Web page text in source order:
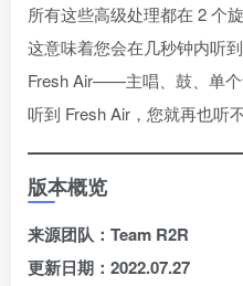
所有这些高级处理都在 2 个
这意味着您会在几秒钟内听
Fresh Air——主唱、鼓、单
听到 Fresh Air，您就再也听
版本概览
来源团队：Team R2R
更新日期：2022.07.27